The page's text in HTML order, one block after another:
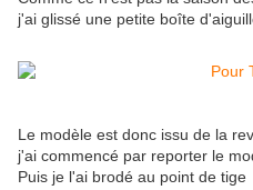
j'ai glissé une petite boîte
Le modèle est donc issu de la
j'ai commencé par reporter le
Puis je l'ai brodé au point de tige